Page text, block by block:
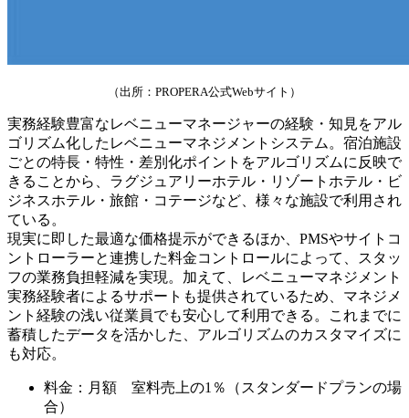
（出所：PROPERA公式Webサイト）
実務経験豊富なレベニューマネージャーの経験・知見をアル
ゴリズム化したレベニューマネジメントシステム。宿泊施設
ごとの特長・特性・差別化ポイントをアルゴリズムに反映で
きることから、ラグジュアリーホテル・リゾートホテル・ビ
ジネスホテル・旅館・コテージなど、様々な施設で利用され
ている。
現実に即した最適な価格提示ができるほか、PMSやサイトコ
ントローラーと連携した料金コントロールによって、スタッ
フの業務負担軽減を実現。加えて、レベニューマネジメント
実務経験者によるサポートも提供されているため、マネジメ
ント経験の浅い従業員でも安心して利用できる。これまでに
蓄積したデータを活かした、アルゴリズムのカスタマイズに
も対応。
料金：月額 室料売上の1％（スタンダードプランの場
合）